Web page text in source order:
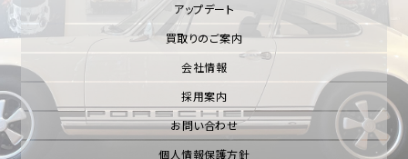
アップデート
買取りのご案内
会社情報
採用案内
お問い合わせ
個人情報保護方針